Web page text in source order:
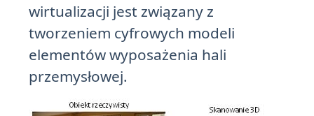
wirtualizacji jest związany z
tworzeniem cyfrowych modeli
elementów wyposażenia hali
przemysłowej.